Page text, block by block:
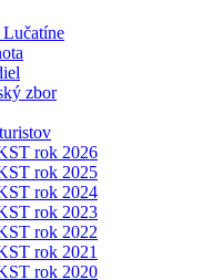
zbor
rok 2026
rok 2025
rok 2024
rok 2023
rok 2022
rok 2021
rok 2020